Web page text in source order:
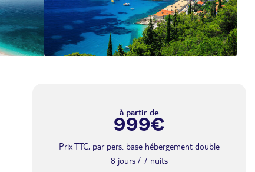
à partir de
999€
Prix TTC, par pers. base hébergement double
8 jours / 7 nuits